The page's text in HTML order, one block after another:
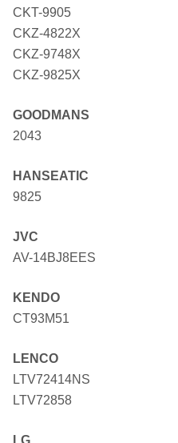
CKT-9905
CKZ-4822X
CKZ-9748X
CKZ-9825X
GOODMANS
2043
HANSEATIC
9825
JVC
AV-14BJ8EES
KENDO
CT93M51
LENCO
LTV72414NS
LTV72858